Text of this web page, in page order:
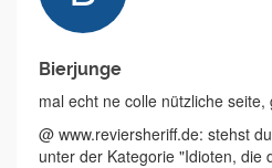
Bierjunge
mal echt ne colle nützliche seite,
@ www.reviersheriff.de: stehst
unter der Kategorie "Idioten, die